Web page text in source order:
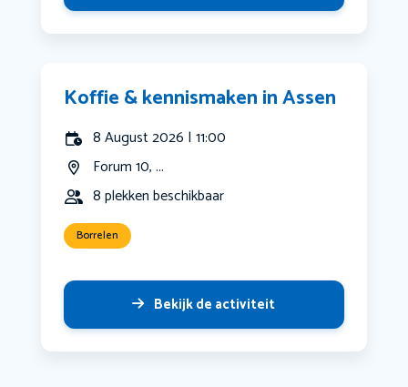
Koffie & kennismaken in Assen
8 August 2026 | 11:00
Forum 10, ...
8 plekken beschikbaar
Borrelen
Bekijk de activiteit